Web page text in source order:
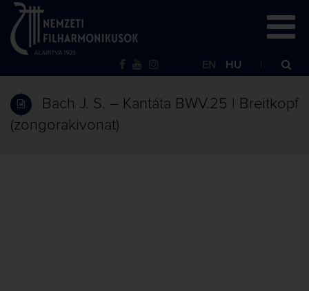
EN HU
Bach J. S. – Kantáta BWV.25 | Breitkopf
(zongorakivonat)